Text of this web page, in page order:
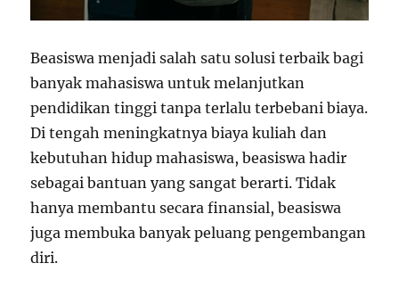
Beasiswa menjadi salah satu solusi terbaik bagi
banyak mahasiswa untuk melanjutkan
pendidikan tinggi tanpa terlalu terbebani biaya.
Di tengah meningkatnya biaya kuliah dan
kebutuhan hidup mahasiswa, beasiswa hadir
sebagai bantuan yang sangat berarti. Tidak
hanya membantu secara finansial, beasiswa
juga membuka banyak peluang pengembangan
diri.